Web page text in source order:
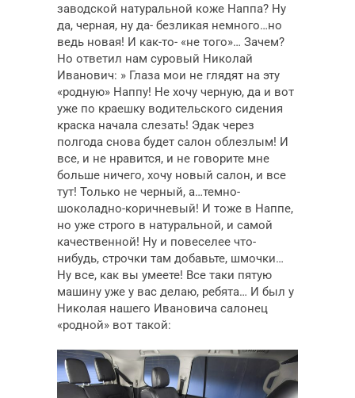
заводской натуральной коже Наппа? Ну
да, черная, ну да- безликая немного…но
ведь новая! И как-то- «не того»… Зачем?
Но ответил нам суровый Николай
Иванович: » Глаза мои не глядят на эту
«родную» Наппу! Не хочу черную, да и вот
уже по краешку водительского сидения
краска начала слезать! Эдак через
полгода снова будет салон облезлым! И
все, и не нравится, и не говорите мне
больше ничего, хочу новый салон, и все
тут! Только не черный, а…темно-
шоколадно-коричневый! И тоже в Наппе,
но уже строго в натуральной, и самой
качественной! Ну и повеселее что-
нибудь, строчки там добавьте, шмочки…
Ну все, как вы умеете! Все таки пятую
машину уже у вас делаю, ребята… И был у
Николая нашего Ивановича салонец
«родной» вот такой: